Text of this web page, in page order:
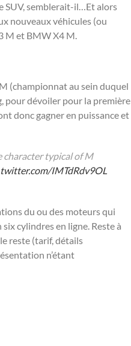
SUV, semblerait-il…Et alors
nouveaux véhicules (ou
M et BMW X4 M.
(championnat au sein duquel
pour dévoiler pour la première
donc gagner en puissance et
character typical of M
IMTdRdv9OL
du ou des moteurs qui
cylindres en ligne. Reste à
reste (tarif, détails
n’étant